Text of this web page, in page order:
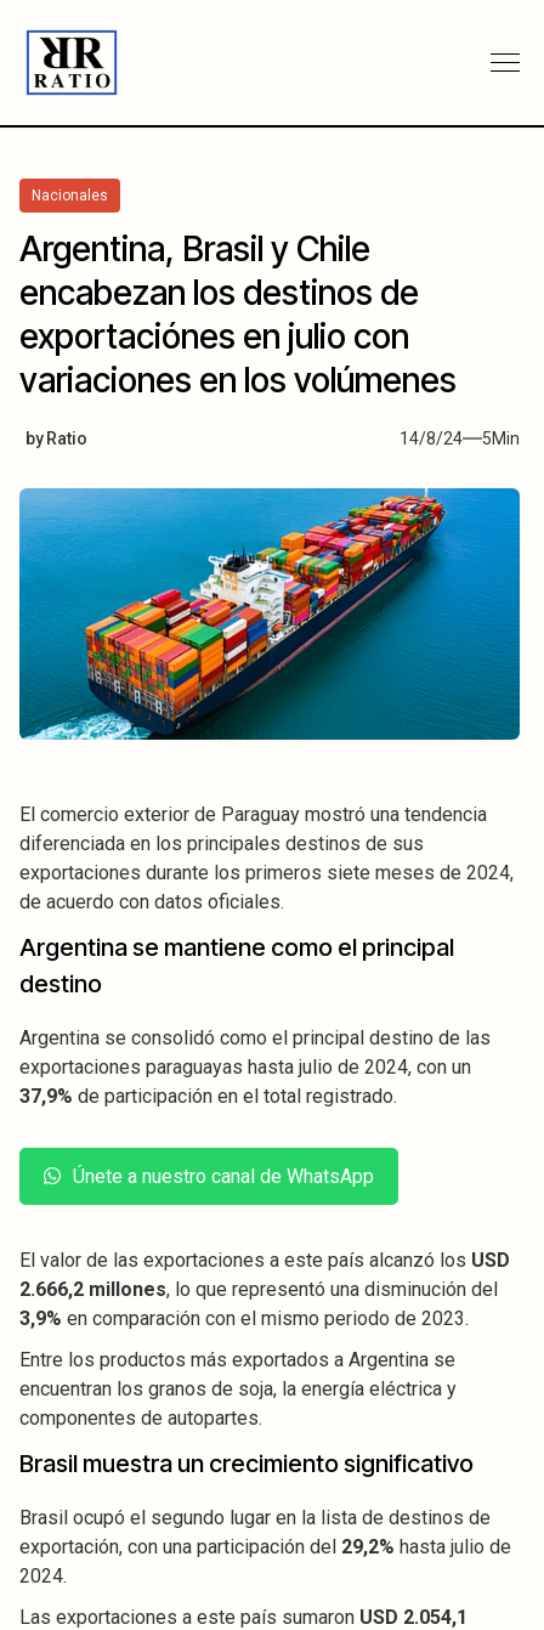
Nacionales
Argentina, Brasil y Chile
encabezan los destinos de
exportaciónes en julio con
variaciones en los volúmenes
by Ratio 14/8/24 5Min
El comercio exterior de Paraguay mostró una tendencia
diferenciada en los principales destinos de sus
exportaciones durante los primeros siete meses de 2024,
de acuerdo con datos oficiales.
Argentina se mantiene como el principal
destino
Argentina se consolidó como el principal destino de las
exportaciones paraguayas hasta julio de 2024, con un
37,9% de participación en el total registrado.
Únete a nuestro canal de WhatsApp
El valor de las exportaciones a este país alcanzó los USD
2.666,2 millones, lo que representó una disminución del
3,9% en comparación con el mismo periodo de 2023.
Entre los productos más exportados a Argentina se
encuentran los granos de soja, la energía eléctrica y
componentes de autopartes.
Brasil muestra un crecimiento significativo
Brasil ocupó el segundo lugar en la lista de destinos de
exportación, con una participación del 29,2% hasta julio de
2024.
Las exportaciones a este país sumaron USD 2.054,1